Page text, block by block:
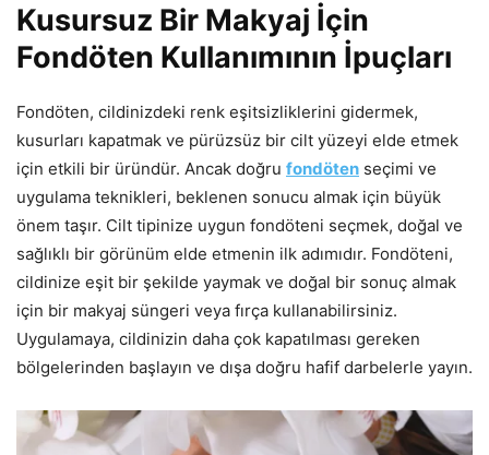
Kusursuz Bir Makyaj İçin
Fondöten Kullanımının İpuçları
Fondöten, cildinizdeki renk eşitsizliklerini gidermek,
kusurları kapatmak ve pürüzsüz bir cilt yüzeyi elde etmek
için etkili bir üründür. Ancak doğru fondöten seçimi ve
uygulama teknikleri, beklenen sonucu almak için büyük
önem taşır. Cilt tipinize uygun fondöteni seçmek, doğal ve
sağlıklı bir görünüm elde etmenin ilk adımıdır. Fondöteni,
cildinize eşit bir şekilde yaymak ve doğal bir sonuç almak
için bir makyaj süngeri veya fırça kullanabilirsiniz.
Uygulamaya, cildinizin daha çok kapatılması gereken
bölgelerinden başlayın ve dışa doğru hafif darbelerle yayın.